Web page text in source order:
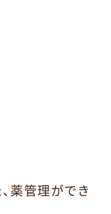
薬管理ができ